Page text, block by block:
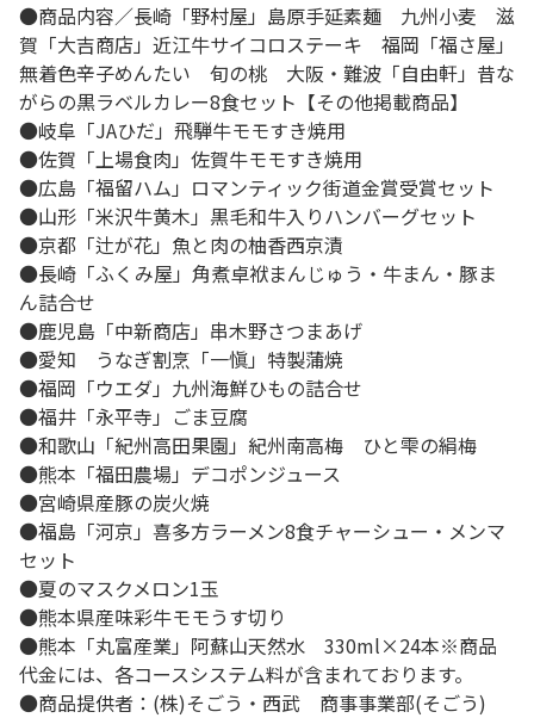
●商品内容／長崎「野村屋」島原手延素麺 九州小麦 滋
賀「大吉商店」近江牛サイコロステーキ 福岡「福さ屋」
無着色辛子めんたい 旬の桃 大阪・難波「自由軒」昔な
がらの黒ラベルカレー8食セット【その他掲載商品】
●岐阜「JAひだ」飛騨牛モモすき焼用
●佐賀「上場食肉」佐賀牛モモすき焼用
●広島「福留ハム」ロマンティック街道金賞受賞セット
●山形「米沢牛黄木」黒毛和牛入りハンバーグセット
●京都「辻が花」魚と肉の柚香西京漬
●長崎「ふくみ屋」角煮卓袱まんじゅう・牛まん・豚ま
ん詰合せ
●鹿児島「中新商店」串木野さつまあげ
●愛知 うなぎ割烹「一愼」特製蒲焼
●福岡「ウエダ」九州海鮮ひもの詰合せ
●福井「永平寺」ごま豆腐
●和歌山「紀州高田果園」紀州南高梅 ひと雫の絹梅
●熊本「福田農場」デコポンジュース
●宮崎県産豚の炭火焼
●福島「河京」喜多方ラーメン8食チャーシュー・メンマ
セット
●夏のマスクメロン1玉
●熊本県産味彩牛モモうす切り
●熊本「丸富産業」阿蘇山天然水 330ml×24本※商品
代金には、各コースシステム料が含まれております。
●商品提供者：(株)そごう・西武 商事事業部(そごう)